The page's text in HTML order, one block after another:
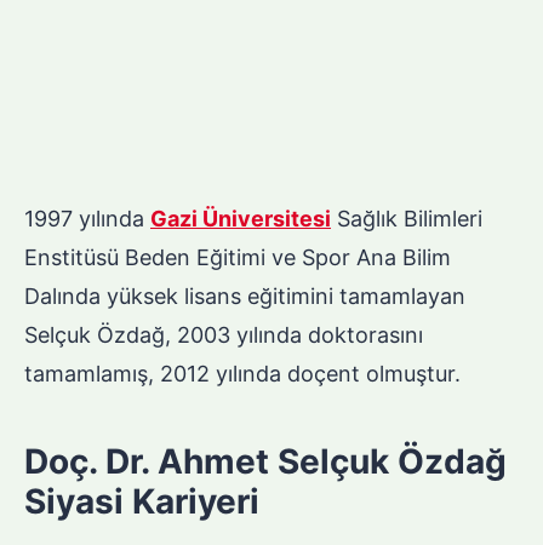
1997 yılında Gazi Üniversitesi Sağlık Bilimleri
Enstitüsü Beden Eğitimi ve Spor Ana Bilim
Dalında yüksek lisans eğitimini tamamlayan
Selçuk Özdağ, 2003 yılında doktorasını
tamamlamış, 2012 yılında doçent olmuştur.
Doç. Dr. Ahmet Selçuk Özdağ
Siyasi Kariyeri